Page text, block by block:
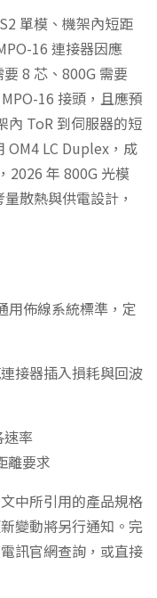
單模、機架內短距
16 連接器因應
8 芯、800G 需要
16 接頭，且應預
內 ToR 到伺服器的短
OM4 LC Duplex，成
2026 年 800G 光模
散熱與供電設計，
用佈線系統標準，定
接器插入損耗與回波
速率
離要求
中所引用的產品規格
變動將另行通知。完
訊官網查詢，或直接